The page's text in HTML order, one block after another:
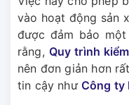
vào hoạt động sản
được đảm bảo
rằng, Quy trình
nên đơn giản hơn
tin cậy như Công ty